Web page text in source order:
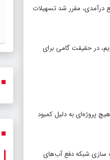
درآمدی، مقرر شد تسهیلات
در حقیقت گامی برای
پروژه‌ای به دلیل کمبود
سازی شبکه دفع آب‌های